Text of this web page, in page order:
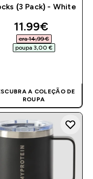
(3 Pack) - White
discounted
11.99€‎
era 14,99 €‎
poupa 3,00 €‎
A COLEÇÃO DE
ROUPA